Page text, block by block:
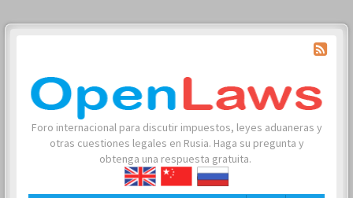
Foro internacional para discutir impuestos, leyes aduaneras y
otras cuestiones legales en Rusia. Haga su pregunta y
obtenga una respuesta gratuita.